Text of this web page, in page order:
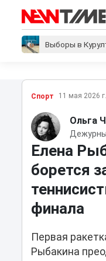
Выборы в
Спорт 11 мая 2026
Ольга
Елена
борется
финала
Первая
Рыбакина